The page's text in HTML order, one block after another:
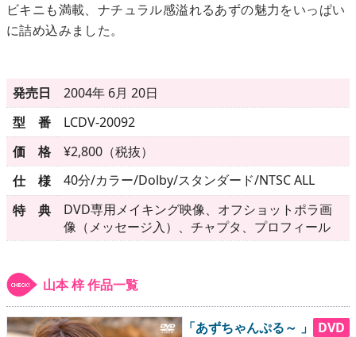
▶制作中
▶ 更新情報
▶個人情報保護について
▶よくあるご質問
▶ 会社概要
▶お問い合わせフォーム
ビキニも満載、ナチュラル感溢れるあずの魅力をいっぱい
に詰め込みました。
発売日
2004年 6月 20日
型 番
LCDV-20092
価 格
¥2,800（税抜）
仕 様
40分/カラー/Dolby/スタンダード/NTSC ALL
特 典
DVD専用メイキング映像、オフショットポラ画
像（メッセージ入）、チャプタ、プロフィール
山本 梓 作品一覧
「あずちゃんぷる～ 」
DVD